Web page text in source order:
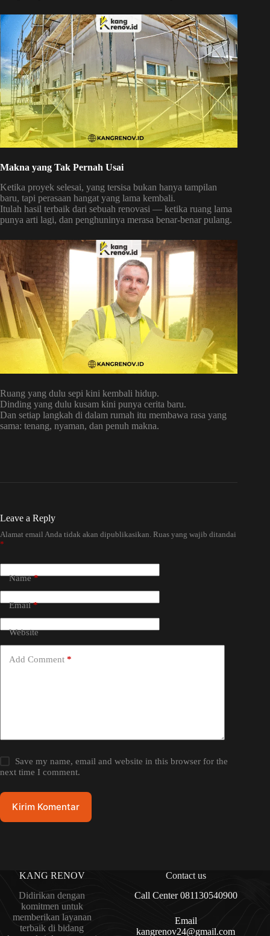
Makna yang Tak Pernah Usai
Ketika proyek selesai, yang tersisa bukan hanya tampilan
baru, tapi perasaan hangat yang lama kembali.
Itulah hasil terbaik dari sebuah renovasi — ketika ruang lama
punya arti lagi, dan penghuninya merasa benar-benar pulang.
Ruang yang dulu sepi kini kembali hidup.
Dinding yang dulu kusam kini punya cerita baru.
Dan setiap langkah di dalam rumah itu membawa rasa yang
sama: tenang, nyaman, dan penuh makna.
Leave a Reply
Alamat email Anda tidak akan dipublikasikan. Ruas yang wajib ditandai
*
Name*
Email*
Website
Add Comment *
Save my name, email and website in this browser for the
next time I comment.
Kirim Komentar
KANG RENOV
Didirikan dengan
komitmen untuk
memberikan layanan
terbaik di bidang
Contact us
Call Center 081130540900
Email
kangrenov24@gmail.com